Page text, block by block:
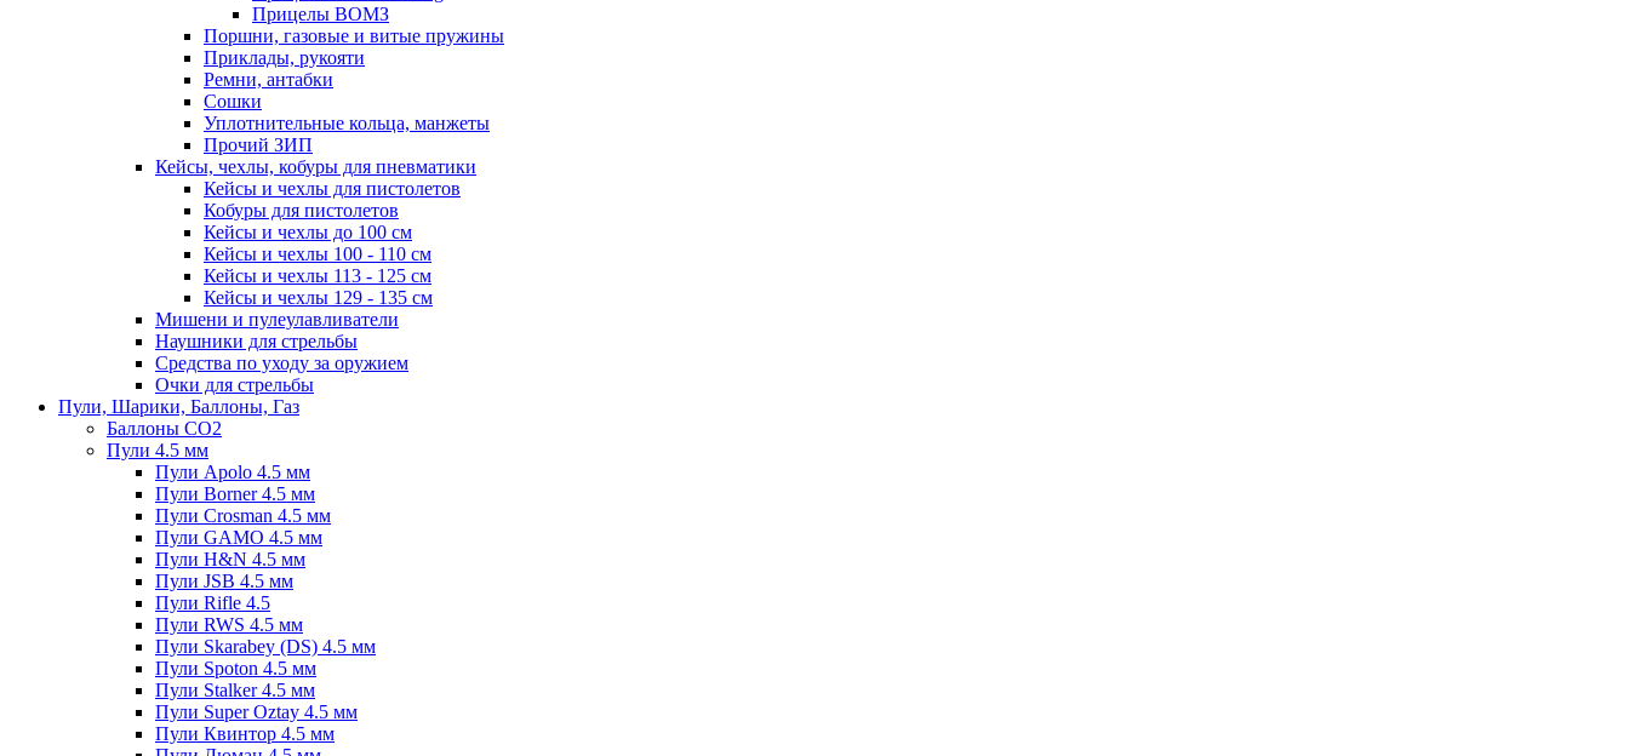
Прицелы ВОМЗ
Поршни, газовые и витые пружины
Приклады, рукояти
Ремни, антабки
Сошки
Уплотнительные кольца, манжеты
Прочий ЗИП
Кейсы, чехлы, кобуры для пневматики
Кейсы и чехлы для пистолетов
Кобуры для пистолетов
Кейсы и чехлы до 100 см
Кейсы и чехлы 100 - 110 см
Кейсы и чехлы 113 - 125 см
Кейсы и чехлы 129 - 135 см
Мишени и пулеулавливатели
Наушники для стрельбы
Средства по уходу за оружием
Очки для стрельбы
Пули, Шарики, Баллоны, Газ
Баллоны CO2
Пули 4.5 мм
Пули Apolo 4.5 мм
Пули Borner 4.5 мм
Пули Crosman 4.5 мм
Пули GAMO 4.5 мм
Пули H&N 4.5 мм
Пули JSB 4.5 мм
Пули Rifle 4.5
Пули RWS 4.5 мм
Пули Skarabey (DS) 4.5 мм
Пули Spoton 4.5 мм
Пули Stalker 4.5 мм
Пули Super Oztay 4.5 мм
Пули Квинтор 4.5 мм